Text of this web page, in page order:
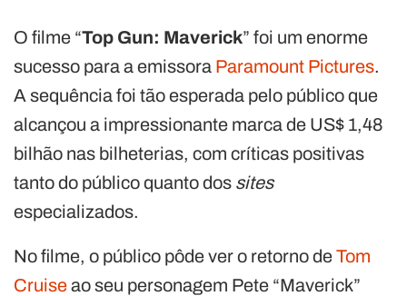
O filme “Top Gun: Maverick” foi um enorme
sucesso para a emissora Paramount Pictures.
A sequência foi tão esperada pelo público que
alcançou a impressionante marca de US$ 1,48
bilhão nas bilheterias, com críticas positivas
tanto do público quanto dos sites
especializados.
No filme, o público pôde ver o retorno deTom
Cruiseao seu personagem Pete “Maverick”